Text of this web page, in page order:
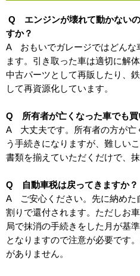
Q エンジンが壊れて動かない
すか？
A おもいでガレージではどんな
ます。引き取った車は適切に解
中古パーツとして再販したり、
して再資源化しています。
Q 所有者が亡くなった車でも買
A 大丈夫です。所有者の方が亡
う手続きになりますが、難しい
書類を揃えていただくだけで、
Q 自動車税は戻ってきますか？
A ご安心ください。先に納めた
割りで還付されます。ただしお
局で抹消の手続きをした月が基
となりますので注意が必要です
がありません。